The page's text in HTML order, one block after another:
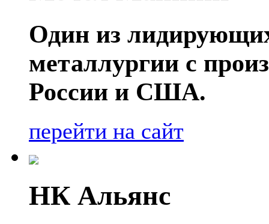
Один из
металлургии с
России и США.
перейти на сайт
НК Альянс